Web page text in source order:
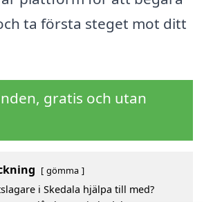
ta första steget mot ditt
gratis och utan
gömma
i Skedala hjälpa till med?